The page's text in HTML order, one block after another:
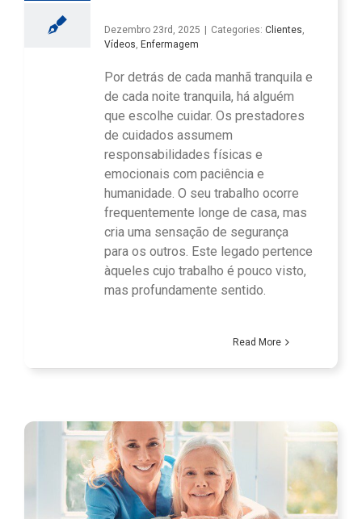
Dezembro 23rd, 2025 | Categories: Clientes,
Vídeos, Enfermagem
Por detrás de cada manhã tranquila e
de cada noite tranquila, há alguém
que escolhe cuidar. Os prestadores
de cuidados assumem
responsabilidades físicas e
emocionais com paciência e
humanidade. O seu trabalho ocorre
frequentemente longe de casa, mas
cria uma sensação de segurança
para os outros. Este legado pertence
àqueles cujo trabalho é pouco visto,
mas profundamente sentido.
Read More